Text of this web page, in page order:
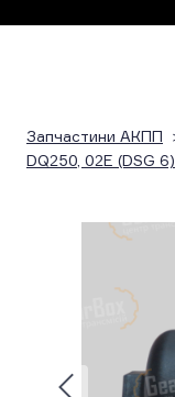
Запчастини АКПП
DQ250, 02E (DSG 6)